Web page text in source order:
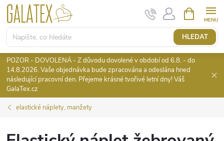
Přejít
obsah
HLEDAT
NÁKUPNÍ
KOŠÍK
POZOR - DOVOLENÁ - Z důvodu dovolené v období od 6.8. - do
14.8.2026. Vaše objednávka bude zpracována a odeslána hned
následující pracovní den. Přejeme krásné tvořivé letní dny! Váš
GalaTex.cz
elastické náplety, manžety